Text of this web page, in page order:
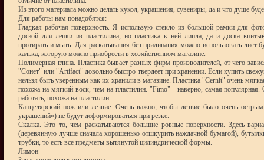
Из этого материала можно делать кукол, украшения, сувениры, да и что душе
Для работы нам понадобятся:
Гладкая рабочая поверхность. Я использую стекло из большой рамки для
доской для лепки из пластилина, но пластика к ней липла, да и доска
протирать и мыть. Для раскатывания без прилипания можно использовать лист
калька, которую можно приобрести в хозяйственном магазине.
Полимерная глина. Пластика бывает разных фирм производителей, от чего
"Сонет" или "Artifact" довольно быстро твердеет при хранении. Если купить
нельзя быть уверенным как их хранили в магазине. Пластика "Cernit" очень
похожа на мягкий воск, чем на пластилин. "Fimo" - наверно, самая популярная.
работать, похожа на пластилин.
Канцелярский нож или лезвие. Очень важно, чтобы лезвие было очень
украшений») не будут деформироваться при резке.
Скалка. Это то, чем раскатываются большие ровные поверхности. Здесь
(деревянную лучше сначала хорошенько отшкурить наждачной бумагой),
трубки, то есть все предметы вытянутой цилиндрической формы.
Лимон